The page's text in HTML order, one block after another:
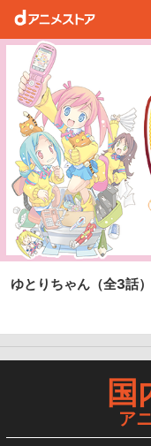
ゆとりちゃん （全3話）
国
ア